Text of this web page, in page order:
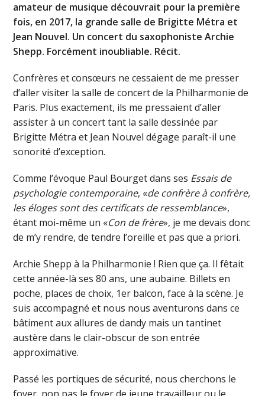
amateur de musique découvrait pour la première
fois, en 2017, la grande salle de Brigitte Métra et
Jean Nouvel. Un concert du saxophoniste Archie
Shepp. Forcément inoubliable. Récit.
Confrères et consœurs ne cessaient de me presser
d’aller visiter la salle de concert de la Philharmonie de
Paris. Plus exactement, ils me pressaient d’aller
assister à un concert tant la salle dessinée par
Brigitte Métra et Jean Nouvel dégage paraît-il une
sonorité d’exception.
Comme l’évoque Paul Bourget dans ses Essais de
psychologie contemporaine, «de confrère à confrère,
les éloges sont des certificats de ressemblance»,
étant moi-même un «Con de frère», je me devais donc
de m’y rendre, de tendre l’oreille et pas que a priori.
Archie Shepp à la Philharmonie ! Rien que ça. Il fêtait
cette année-là ses 80 ans, une aubaine. Billets en
poche, places de choix, 1er balcon, face à la scène. Je
suis accompagné et nous nous aventurons dans ce
bâtiment aux allures de dandy mais un tantinet
austère dans le clair-obscur de son entrée
approximative.
Passé les portiques de sécurité, nous cherchons le